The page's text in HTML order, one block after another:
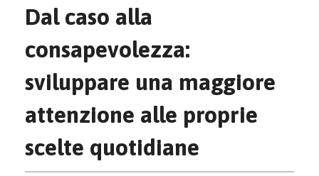
Dal caso alla
consapevolezza:
sviluppare una maggiore
attenzione alle proprie
scelte quotidiane